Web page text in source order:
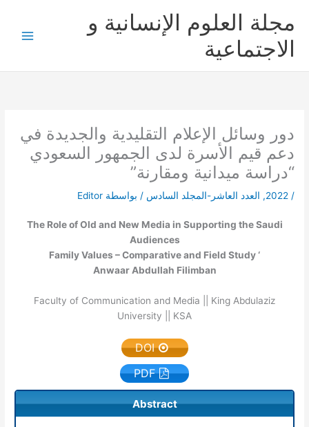
المحتوى
مجلة العلوم الإنسانية و
الاجتماعية
دور وسائل الإعلام التقليدية والجديدة في
دعم قيم الأسرة لدى الجمهور السعودي
“دراسة ميدانية ومقارنة”
/
2022
, العدد العاشر-المجلد السادس / بواسطة Editor
The Role of Old and New Media in Supporting the Saudi
Audiences
‘ Family Values – Comparative and Field Study
Anwaar Abdullah Filimban
Faculty of Communication and Media || King Abdulaziz
University || KSA
DOI
PDF
Abstract